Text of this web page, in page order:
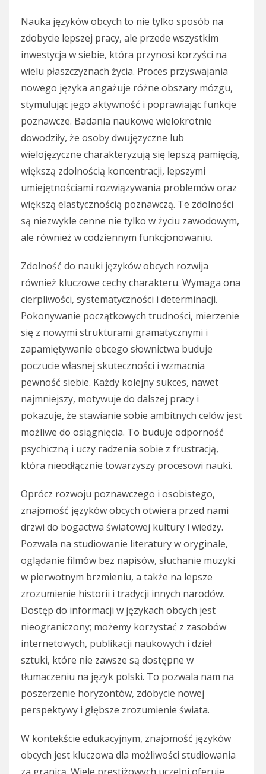
Nauka języków obcych to nie tylko sposób na
zdobycie lepszej pracy, ale przede wszystkim
inwestycja w siebie, która przynosi korzyści na
wielu płaszczyznach życia. Proces przyswajania
nowego języka angażuje różne obszary mózgu,
stymulując jego aktywność i poprawiając funkcje
poznawcze. Badania naukowe wielokrotnie
dowodziły, że osoby dwujęzyczne lub
wielojęzyczne charakteryzują się lepszą pamięcią,
większą zdolnością koncentracji, lepszymi
umiejętnościami rozwiązywania problemów oraz
większą elastycznością poznawczą. Te zdolności
są niezwykle cenne nie tylko w życiu zawodowym,
ale również w codziennym funkcjonowaniu.
Zdolność do nauki języków obcych rozwija
również kluczowe cechy charakteru. Wymaga ona
cierpliwości, systematyczności i determinacji.
Pokonywanie początkowych trudności, mierzenie
się z nowymi strukturami gramatycznymi i
zapamiętywanie obcego słownictwa buduje
poczucie własnej skuteczności i wzmacnia
pewność siebie. Każdy kolejny sukces, nawet
najmniejszy, motywuje do dalszej pracy i
pokazuje, że stawianie sobie ambitnych celów jest
możliwe do osiągnięcia. To buduje odporność
psychiczną i uczy radzenia sobie z frustracją,
która nieodłącznie towarzyszy procesowi nauki.
Oprócz rozwoju poznawczego i osobistego,
znajomość języków obcych otwiera przed nami
drzwi do bogactwa światowej kultury i wiedzy.
Pozwala na studiowanie literatury w oryginale,
oglądanie filmów bez napisów, słuchanie muzyki
w pierwotnym brzmieniu, a także na lepsze
zrozumienie historii i tradycji innych narodów.
Dostęp do informacji w językach obcych jest
nieograniczony; możemy korzystać z zasobów
internetowych, publikacji naukowych i dzieł
sztuki, które nie zawsze są dostępne w
tłumaczeniu na język polski. To pozwala nam na
poszerzenie horyzontów, zdobycie nowej
perspektywy i głębsze zrozumienie świata.
W kontekście edukacyjnym, znajomość języków
obcych jest kluczowa dla możliwości studiowania